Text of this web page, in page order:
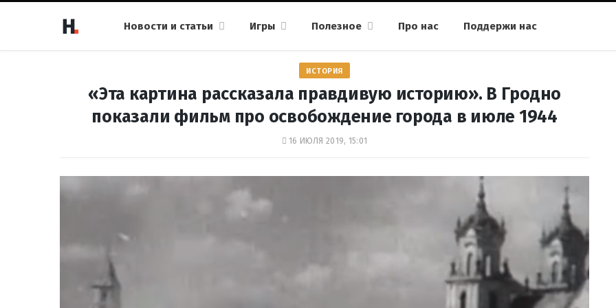
Новости и статьи Игры Полезное Про нас Поддержи нас
ИСТОРИЯ
«Эта картина рассказала правдивую историю». В Гродно
показали фильм про освобождение города в июле 1944
16 ИЮЛЯ 2019, 15:01